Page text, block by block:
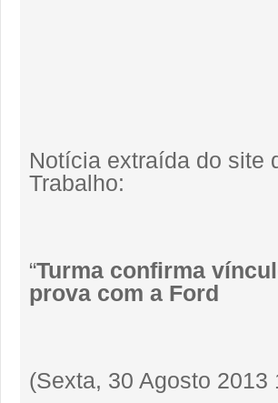
Notícia extraída do site
Trabalho:
“Turma confirma
prova com a Ford
(Sexta, 30 Agosto 2013